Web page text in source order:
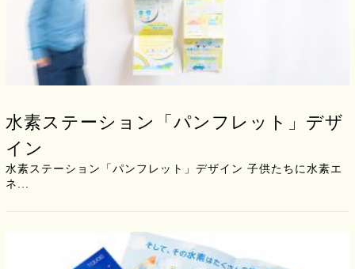
水素ステーション「パンフレット」デザ
イン
水素ステーション「パンフレット」デザイン 子供たちに水素エ
ネ...